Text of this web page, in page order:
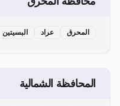
المحرق عراد البسيتين
المحافظة الشمالية